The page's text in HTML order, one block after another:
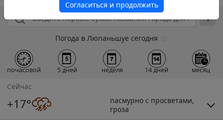
Погода в Люпаньшуе сегодня
почасовой 5 дней неделя 14 дней месяц
Сейчас
+17°
пасмурно с просветами,
гроза
Согласиться и продолжить